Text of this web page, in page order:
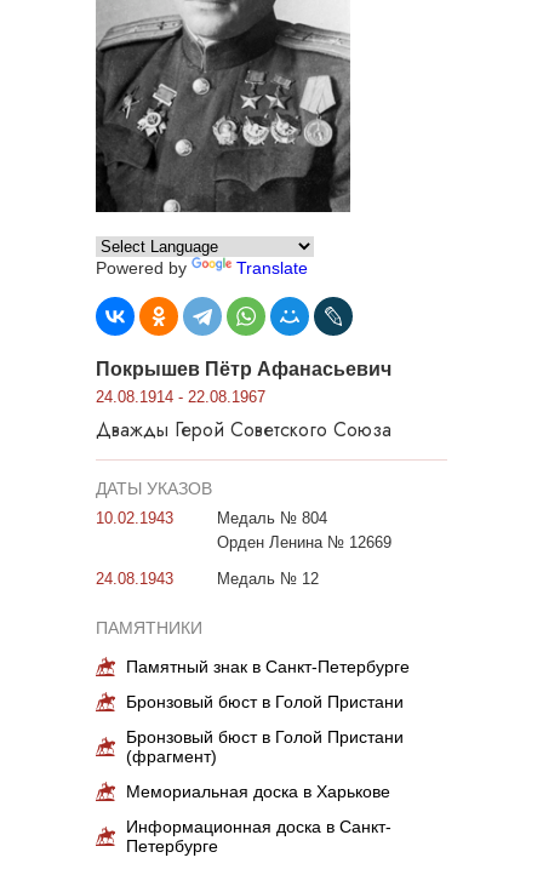
Powered by Translate
Покрышев Пётр Афанасьевич
24.08.1914 - 22.08.1967
Дважды Герой Советского Союза
ДАТЫ УКАЗОВ
10.02.1943
Медаль № 804
Орден Ленина № 12669
24.08.1943
Медаль № 12
ПАМЯТНИКИ
Памятный знак в Санкт-Петербурге
Бронзовый бюст в Голой Пристани
Бронзовый бюст в Голой Пристани
(фрагмент)
Мемориальная доска в Харькове
Информационная доска в Санкт-
Петербурге